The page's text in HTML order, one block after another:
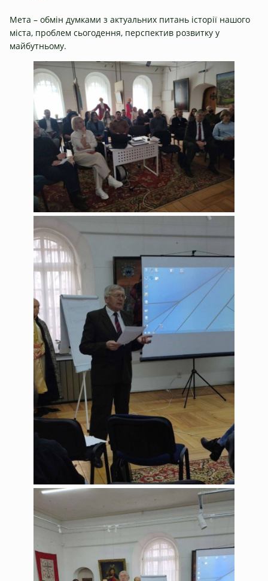
Мета – обмін думками з актуальних питань історії нашого
міста, проблем сьогодення, перспектив розвитку у
майбутньому.